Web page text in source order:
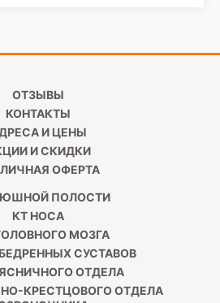
ОТЗЫВЫ
КОНТАКТЫ
И ЦЕНЫ
И СКИДКИ
ОФЕРТА
ПОЛОСТИ
КТ НОСА
МОЗГА
СУСТАВОВ
ОТДЕЛА
КРЕСТЦОВОГО ОТДЕЛА